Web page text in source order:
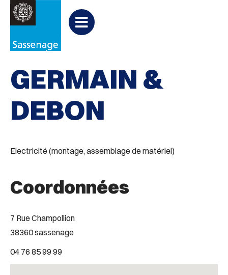
Aller à la recherche
PARTAGER 
Partager
sur
GERMAIN &
DEBON
Electricité (montage, assemblage de matériel)
Coordonnées
7 Rue Champollion
38360 sassenage
04 76 85 99 99